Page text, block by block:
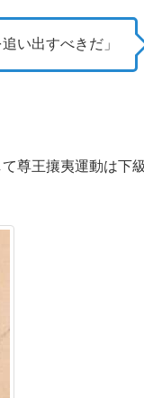
い出すべきだ」
尊王攘夷運動は下級